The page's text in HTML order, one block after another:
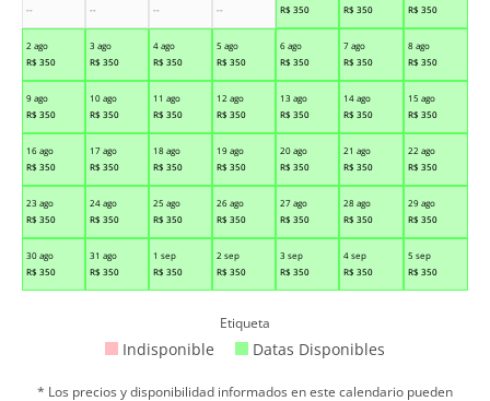
--
--
--
--
R$ 350
R$ 350
R$ 350
2 ago
R$ 350
3 ago
R$ 350
4 ago
R$ 350
5 ago
R$ 350
6 ago
R$ 350
7 ago
R$ 350
8 ago
R$ 350
9 ago
R$ 350
10 ago
R$ 350
11 ago
R$ 350
12 ago
R$ 350
13 ago
R$ 350
14 ago
R$ 350
15 ago
R$ 350
16 ago
R$ 350
17 ago
R$ 350
18 ago
R$ 350
19 ago
R$ 350
20 ago
R$ 350
21 ago
R$ 350
22 ago
R$ 350
23 ago
R$ 350
24 ago
R$ 350
25 ago
R$ 350
26 ago
R$ 350
27 ago
R$ 350
28 ago
R$ 350
29 ago
R$ 350
30 ago
R$ 350
31 ago
R$ 350
1 sep
R$ 350
2 sep
R$ 350
3 sep
R$ 350
4 sep
R$ 350
5 sep
R$ 350
Etiqueta
Indisponible Datas Disponibles
* Los precios y disponibilidad informados en este calendario pueden